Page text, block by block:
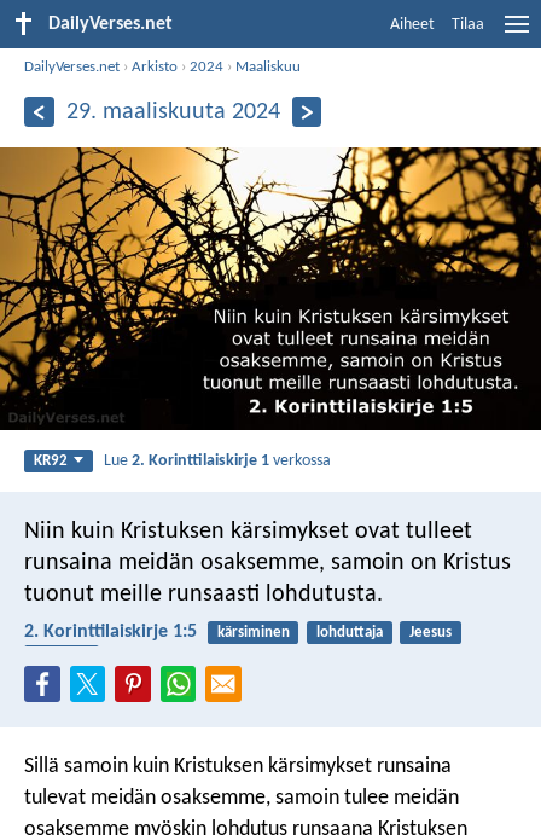
DailyVerses.net Aiheet Tilaa
DailyVerses.net ›Arkisto ›2024 › Maaliskuu
29. maaliskuuta 2024
KR92 Lue2. Korinttilaiskirje 1 verkossa
Niin kuin Kristuksen kärsimykset ovat tulleet
runsaina meidän osaksemme, samoin on Kristus
tuonut meille runsaasti lohdutusta.
2. Korinttilaiskirje 1:5 kärsiminen lohduttaja
Jeesus
Sillä samoin kuin Kristuksen kärsimykset runsaina
tulevat meidän osaksemme, samoin tulee meidän
osaksemme myöskin lohdutus runsaana Kristuksen